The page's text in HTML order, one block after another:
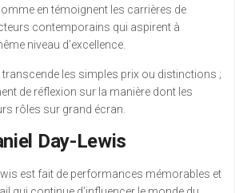
en témoignent les carrières de
contemporains qui aspirent à
niveau d’excellence.
transcende les simples prix ou distinctions ;
de réflexion sur la manière dont les
rôles sur grand écran.
Day-Lewis
est fait de performances mémorables et